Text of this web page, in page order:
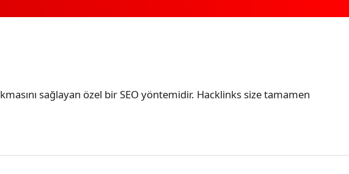
sağlayan özel bir SEO yöntemidir. Hacklinks size tamamen